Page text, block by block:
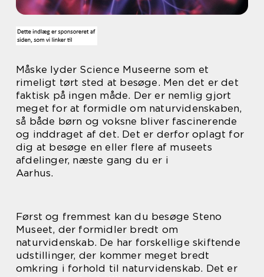
Måske lyder Science Museerne som et
rimeligt tørt sted at besøge. Men det er det
faktisk på ingen måde. Der er nemlig gjort
meget for at formidle om naturvidenskaben,
så både børn og voksne bliver fascinerende
og inddraget af det. Det er derfor oplagt for
dig at besøge en eller flere af museets
afdelinger, næste gang du er i
Aarhus.
Først og fremmest kan du besøge Steno
Museet, der formidler bredt om
naturvidenskab. De har forskellige skiftende
udstillinger, der kommer meget bredt
omkring i forhold til naturvidenskab. Det er